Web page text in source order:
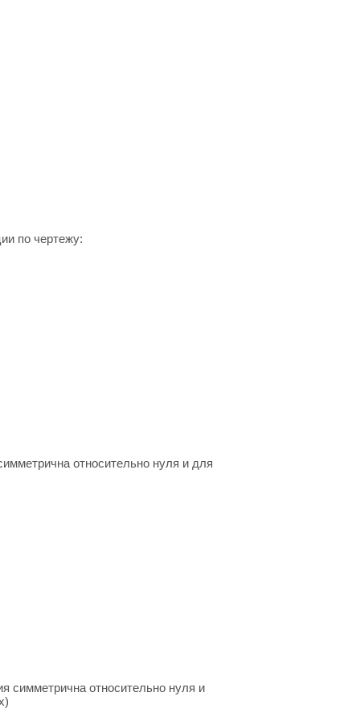
по чертежу:
относительно нуля и для
симметрична относительно нуля и